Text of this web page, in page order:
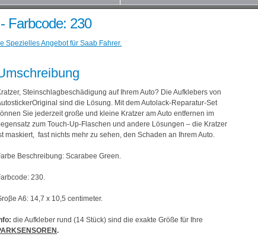
Farbcode: 230
Spezielles Angebot für Saab Fahrer.
Steinschlagbeschädigung auf Ihrem Auto? Die Aufklebers von
sind die Lösung. Mit dem Autolack-Reparatur-Set
Sie jederzeit große und kleine Kratzer am Auto entfernen im
zum Touch-Up-Flaschen und andere Lösungen – die Kratzer
maskiert, fast nichts mehr zu sehen, den Schaden an Ihrem Auto.
Beschreibung: Scarabee Green.
230.
A6: 14,7 x 10,5 centimeter.
die Aufkleber rund (14 Stück) sind die exakte Größe für Ihre
.